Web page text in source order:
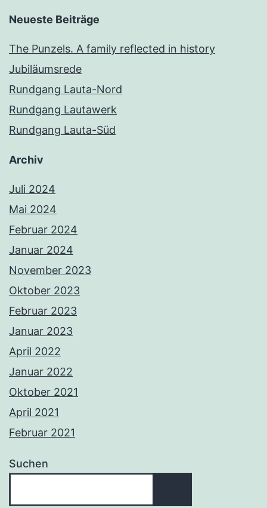
Neueste Beiträge
The Punzels. A family reflected in history
Jubiläumsrede
Rundgang Lauta-Nord
Rundgang Lautawerk
Rundgang Lauta-Süd
Archiv
Juli 2024
Mai 2024
Februar 2024
Januar 2024
November 2023
Oktober 2023
Februar 2023
Januar 2023
April 2022
Januar 2022
Oktober 2021
April 2021
Februar 2021
Suchen